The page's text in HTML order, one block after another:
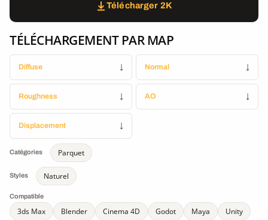
Télécharger 2K
TÉLÉCHARGEMENT PAR MAP
Diffuse ↓ Normal ↓
Roughness ↓ AO ↓
Displacement ↓
Catégories Parquet
Styles Naturel
Compatible
3ds Max Blender Cinema 4D Godot Maya
Unity